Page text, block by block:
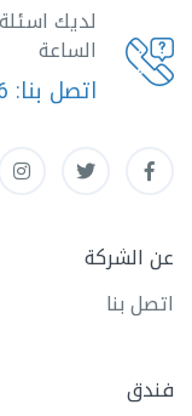
لديك
الساعة
اتصل بنا:
عن الشركة
اتصل بنا
فندق